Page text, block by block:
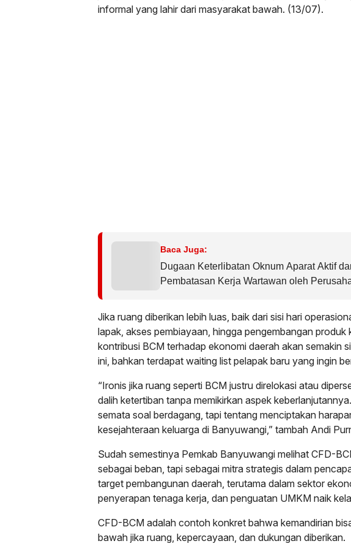
informal yang lahir dari masyarakat bawah. (13/07).
Baca Juga:
Dugaan Keterlibatan Oknum Aparat Aktif
Pembatasan Kerja Wartawan oleh
Jika ruang diberikan lebih luas, baik dari sisi hari
lapak, akses pembiayaan, hingga pengembangan produk
kontribusi BCM terhadap ekonomi daerah akan semakin
ini, bahkan terdapat waiting list pelapak baru yang ingin
“Ironis jika ruang seperti BCM justru direlokasi atau
dalih ketertiban tanpa memikirkan aspek
semata soal berdagang, tapi tentang menciptakan
kesejahteraan keluarga di Banyuwangi,” tambah Andi
Sudah semestinya Pemkab Banyuwangi melihat CFD-
sebagai beban, tapi sebagai mitra strategis dalam
target pembangunan daerah, terutama dalam sektor
penyerapan tenaga kerja, dan penguatan UMKM naik
CFD-BCM adalah contoh konkret bahwa kemandirian
bawah jika ruang, kepercayaan, dan dukungan diberikan.